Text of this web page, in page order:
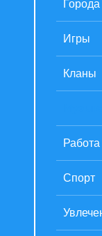
Игры
Кланы
Работа
Спорт